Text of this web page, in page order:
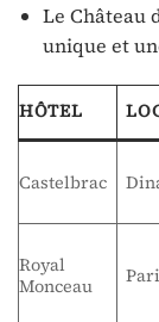
Le Château
unique et
HÔTEL
Castelbrac
Royal
Monceau